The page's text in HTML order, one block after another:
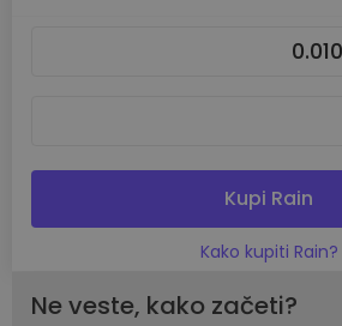
Kupi Rain
Kako kupiti Rain?
Ne veste, kako začeti?